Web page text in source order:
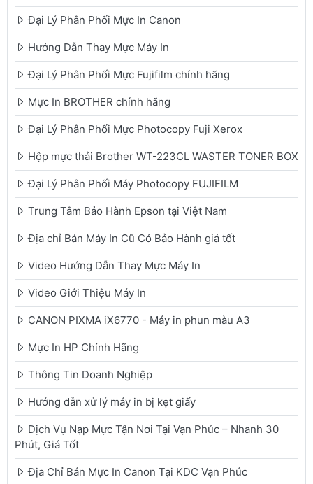
Đại Lý Phân Phối Mực In Canon
Hướng Dẫn Thay Mực Máy In
Đại Lý Phân Phối Mực Fujifilm chính hãng
Mực In BROTHER chính hãng
Đại Lý Phân Phối Mực Photocopy Fuji Xerox
Hộp mực thải Brother WT-223CL WASTER TONER BOX
Đại Lý Phân Phối Máy Photocopy FUJIFILM
Trung Tâm Bảo Hành Epson tại Việt Nam
Địa chỉ Bán Máy In Cũ Có Bảo Hành giá tốt
Video Hướng Dẫn Thay Mực Máy In
Video Giới Thiệu Máy In
CANON PIXMA iX6770 - Máy in phun màu A3
Mực In HP Chính Hãng
Thông Tin Doanh Nghiệp
Hướng dẫn xử lý máy in bị kẹt giấy
Dịch Vụ Nạp Mực Tận Nơi Tại Vạn Phúc – Nhanh 30
Phút, Giá Tốt
Địa Chỉ Bán Mực In Canon Tại KDC Vạn Phúc